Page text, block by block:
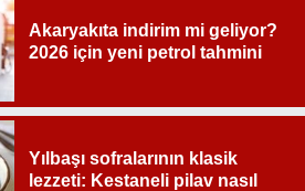
Akaryakıta indirim mi geliyor?
2026 için yeni petrol tahmini
Yılbaşı sofralarının klasik
lezzeti: Kestaneli pilav nasıl